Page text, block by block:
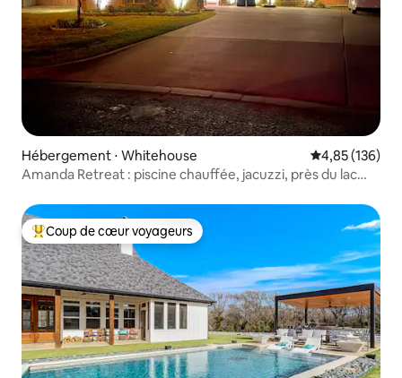
Hébergement ⋅ Whitehouse Évaluation
4,85 (136)
Amanda Retreat : piscine chauffée, jacuzzi, près du lac
Coups de cœur voyageurs les plus appréciés
Coup de cœur voyageurs